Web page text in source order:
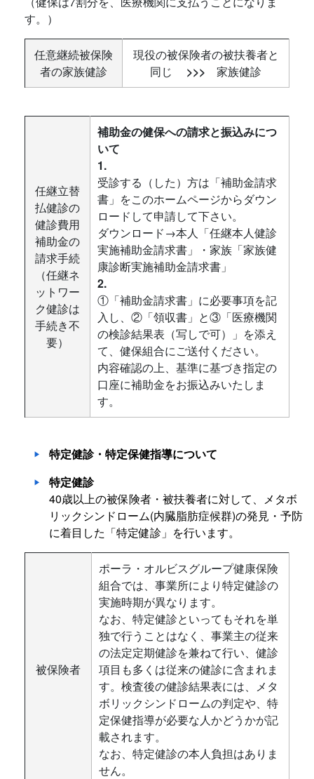
す。）
任意継続被保険
者の家族健診
現役の被保険者の被扶養者と
同じ
>>> 家族健診
任継立替
払健診の
健診費用
補助金の
請求手続
（任継ネ
ットワー
ク健診は
手続き不
要）
補助金の健保への請求と振込みにつ
いて
1.
受診する（した）方は「補助金請求
書」をこのホームページからダウン
ロードして申請して下さい。
ダウンロード→本人「任継本人健診
実施補助金請求書」・家族「家族健
康診断実施補助金請求書」
2.
①「補助金請求書」に必要事項を記
入し、②「領収書」と③「医療機関
の検診結果表（写しで可）」を添え
て、健保組合にご送付ください。
内容確認の上、基準に基づき指定の
口座に補助金をお振込みいたしま
す。
特定健診・特定保健指導について
特定健診
40歳以上の被保険者・被扶養者に対して、メタボ
リックシンドローム(内臓脂肪症候群)の発見・予防
に着目した「特定健診」を行います。
被保険者
ポーラ・オルビスグループ健康保険
組合では、事業所により特定健診の
実施時期が異なります。
なお、特定健診といってもそれを単
独で行うことはなく、事業主の従来
の法定定期健診を兼ねて行い、健診
項目も多くは従来の健診に含まれま
す。検査後の健診結果表には、メタ
ボリックシンドロームの判定や、特
定保健指導が必要な人かどうかが記
載されます。
なお、特定健診の本人負担はありま
せん。